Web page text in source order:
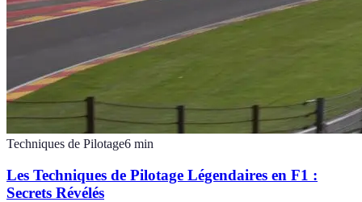
Techniques de Pilotage6 min
Les Techniques de Pilotage Légendaires en F1 :
Secrets Révélés